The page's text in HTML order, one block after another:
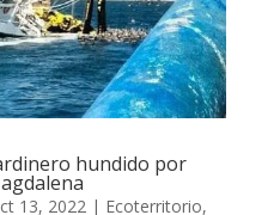
hundido por
13, 2022| Ecoterritorio,